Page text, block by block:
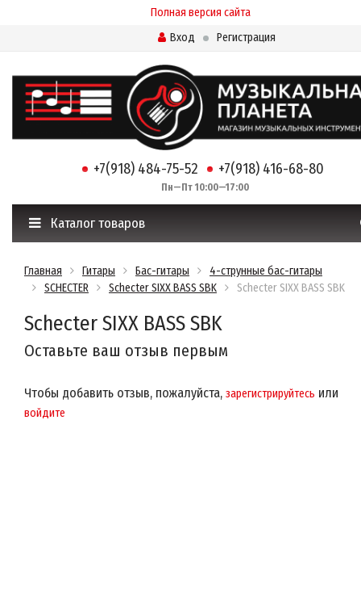
Полная версия сайта
Вход
Регистрация
+7(918) 484-75-52 +7(918) 416-68-80
Пн—Пт 10:00—17:00
Каталог товаров
Главная Гитары Бас-гитары
4-струнные бас-гитары
SCHECTER
Schecter SIXX BASS SBK Schecter SIXX BASS SBK
Schecter SIXX BASS SBK
Оставьте ваш отзыв первым
Чтобы добавить отзыв, пожалуйста, зарегистрируйтесь или
войдите